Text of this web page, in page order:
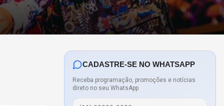
CADASTRE-SE NO WHATSAPP
Receba programação, promoções e notícias
direto no seu WhatsApp